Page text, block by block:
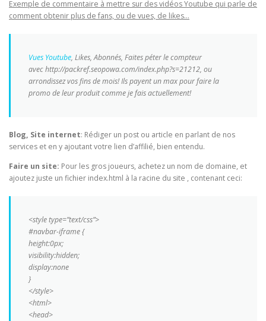
Exemple de commentaire à mettre sur des vidéos Youtube qui parle de
comment obtenir plus de fans, ou de vues, de likes…
Vues Youtube, Likes, Abonnés, Faites péter le compteur
avec http://packref.seopowa.com/index.php?s=21212, ou
arrondissez vos fins de mois! Ils payent un max pour faire la
promo de leur produit comme je fais actuellement!
Blog, Site internet: Rédiger un post ou article en parlant de nos
services et en y ajoutant votre lien d’affilié, bien entendu.
Faire un site: Pour les gros joueurs, achetez un nom de domaine, et
ajoutez juste un fichier index.html à la racine du site , contenant ceci:
<style type=”text/css”>
#navbar-iframe {
height:0px;
visibility:hidden;
display:none
}
</style>
<html>
<head>